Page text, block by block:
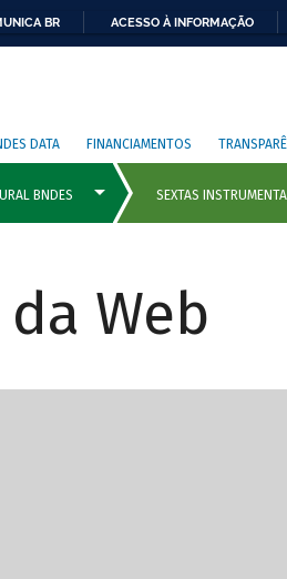
BR ACESSO À INFORMAÇÃO
DATA FINANCIAMENTOS
Web